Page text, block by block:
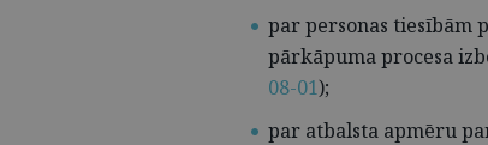
par personas tiesībām
pārkāpuma procesa
08-01);
par atbalsta apmēru